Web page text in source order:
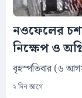
নওফেলের
নিক্ষেপ ও
বৃহস্পতিবার (৬
২ দিন আগে